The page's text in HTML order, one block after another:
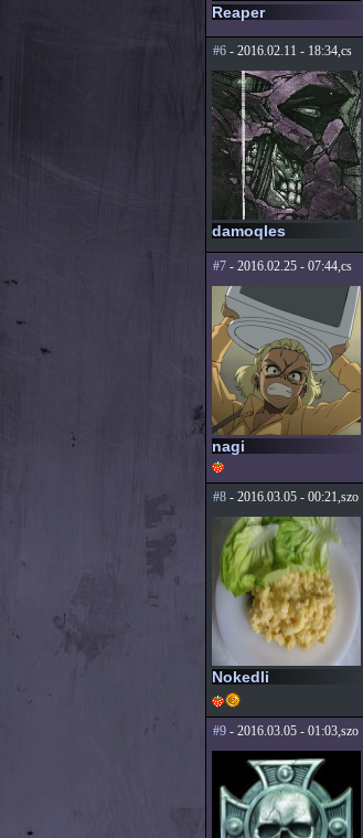
Reaper
#6- 2016.02.11 - 18:34,cs
damoqles
#7- 2016.02.25 - 07:44,cs
nagi
#8- 2016.03.05 - 00:21,szo
Nokedli
#9- 2016.03.05 - 01:03,szo